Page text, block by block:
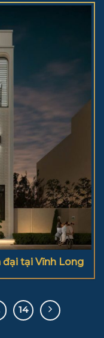
đại tại Vĩnh Long
14